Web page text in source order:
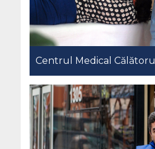
Centrul Medical Călătorul